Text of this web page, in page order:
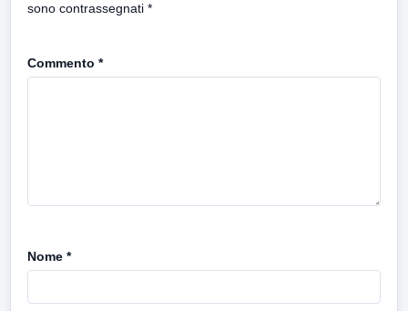
sono contrassegnati *
Commento *
Nome *